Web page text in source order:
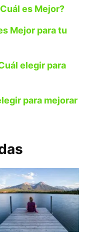
es Mejor?
Mejor para tu
elegir para
para mejorar